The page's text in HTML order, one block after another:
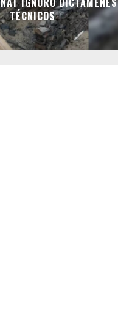
TÉCNICOS